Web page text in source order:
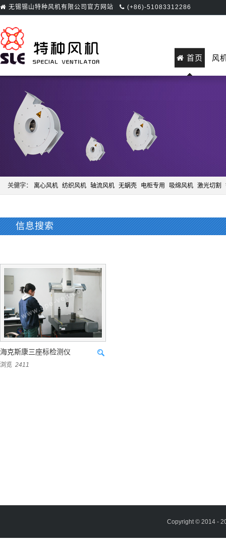
无锡锡山特种风机有限公司官方网站 (+86)-51083312286
首页 风
关健字： 离心风机 纺织风机 轴流风机 无蜗壳 电柜专用 吸绵风机 激光切割
信息搜索
海克斯康三座标检测仪
浏览 2411
Copyright © 2014 -